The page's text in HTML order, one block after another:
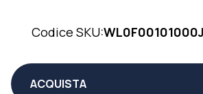
Codice SKU:
ACQUISTA